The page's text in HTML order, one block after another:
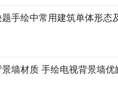
手绘中常用建筑单体形态
墙材质 手绘电视背景墙优